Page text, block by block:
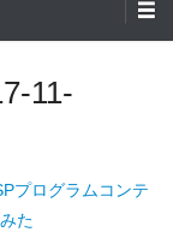
11-
プログラムコンテ
た